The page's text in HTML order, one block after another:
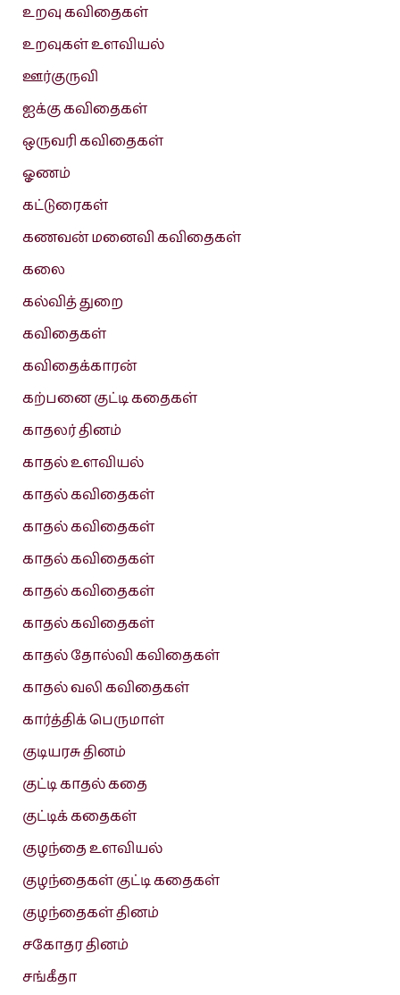
உறவு கவிதைகள்
உறவுகள் உளவியல்
ஊர்குருவி
ஐக்கு கவிதைகள்
ஒருவரி கவிதைகள்
ஓணம்
கட்டுரைகள்
கணவன் மனைவி கவிதைகள்
கலை
கல்வித் துறை
கவிதைகள்
கவிதைக்காரன்
கற்பனை குட்டி கதைகள்
காதலர் தினம்
காதல் உளவியல்
காதல் கவிதைகள்
காதல் கவிதைகள்
காதல் கவிதைகள்
காதல் கவிதைகள்
காதல் கவிதைகள்
காதல் தோல்வி கவிதைகள்
காதல் வலி கவிதைகள்
கார்த்திக் பெருமாள்
குடியரசு தினம்
குட்டி காதல் கதை
குட்டிக் கதைகள்
குழந்தை உளவியல்
குழந்தைகள் குட்டி கதைகள்
குழந்தைகள் தினம்
சகோதர தினம்
சங்கீதா